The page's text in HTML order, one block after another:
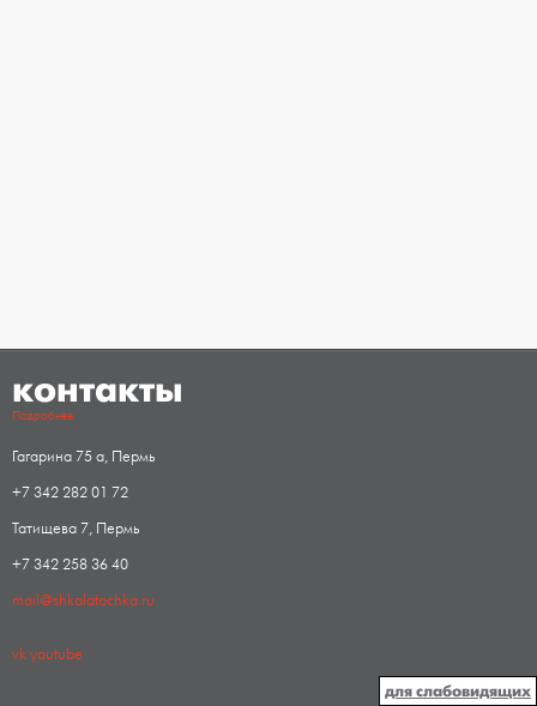
контакты
Подробнее
Гагарина 75 а, Пермь
+7 342 282 01 72
Татищева 7, Пермь
+7 342 258 36 40
mail@shkolatochka.ru
vkyoutube
для слабовидящих